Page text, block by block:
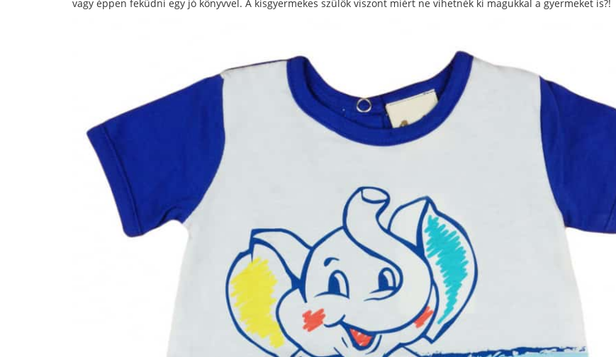
vagy éppen feküdni egy jó könyvvel. A kisgyermekes szülők viszont miért ne vihetnék ki magukkal a gyermeket is?!